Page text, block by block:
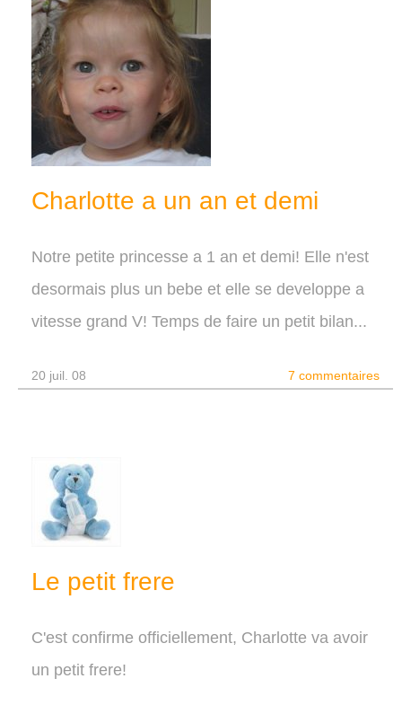
Charlotte a un an et demi
Notre petite princesse a 1 an et demi! Elle n'est
desormais plus un bebe et elle se developpe a
vitesse grand V! Temps de faire un petit bilan...
20 juil. 08 7 commentaires
Le petit frere
C'est confirme officiellement, Charlotte va avoir
un petit frere!